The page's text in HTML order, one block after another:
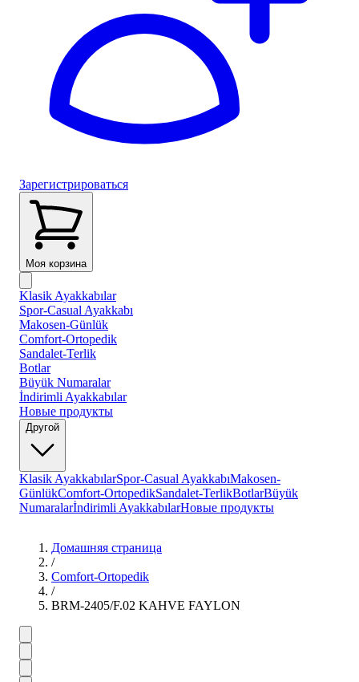
Зарегистрироваться
Моя корзина
Klasik Ayakkabılar
Spor-Casual Ayakkabı
Makosen-Günlük
Comfort-Ortopedik
Sandalet-Terlik
Botlar
Büyük Numaralar
İndirimli Ayakkabılar
Новые продукты
Другой
Klasik AyakkabılarSpor-Casual AyakkabıMakosen-
GünlükComfort-OrtopedikSandalet-TerlikBotlarBüyük
Numaralarİndirimli AyakkabılarНовые продукты
Домашняя страница
/
Comfort-Ortopedik
/
BRM-2405/F.02 KAHVE FAYLON